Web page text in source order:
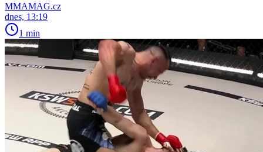
MMAMAG.cz
dnes, 13:19
1 min